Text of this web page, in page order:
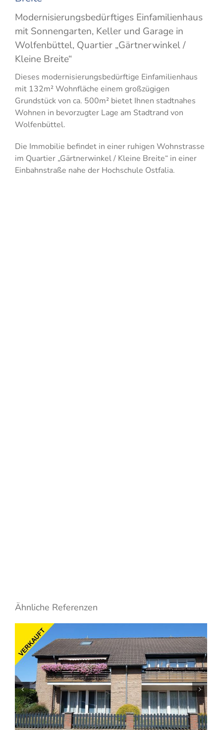
Modernisierungsbedürftiges Einfamilienhaus
mit Sonnengarten, Keller und Garage in
Wolfenbüttel, Quartier „Gärtnerwinkel /
Kleine Breite“
Dieses modernisierungsbedürftige Einfamilienhaus
mit 132m² Wohnfläche einem großzügigen
Grundstück von ca. 500m² bietet Ihnen stadtnahes
Wohnen in bevorzugter Lage am Stadtrand von
Wolfenbüttel.
Die Immobilie befindet in einer ruhigen Wohnstrasse
im Quartier „Gärtnerwinkel / Kleine Breite“ in einer
Einbahnstraße nahe der Hochschule Ostfalia.
Ähnliche Referenzen
Kompaktes Einfamilienhaus mit
Doppelgarage in innenstadtnaher Lage mit
eingewachsenem Grundstück